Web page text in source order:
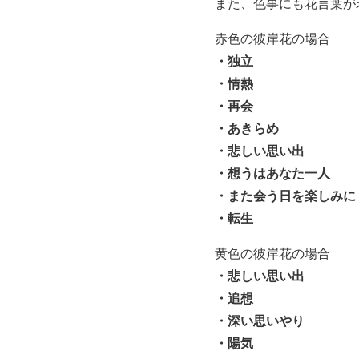
赤色の彼岸花の場合
・独立
・情熱
・再会
・あきらめ
・悲しい思い出
・想うはあなた一人
・また会う日を楽しみに
・転生
黄色の彼岸花の場合
・悲しい思い出
・追想
・深い思いやり
・陽気